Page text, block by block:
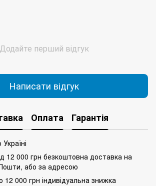
Додайте перший відгук
Написати відгук
Оплата Гарантія
12 000 грн безкоштовна доставка на
або за адресою
12 000 грн індивідуальна знижка